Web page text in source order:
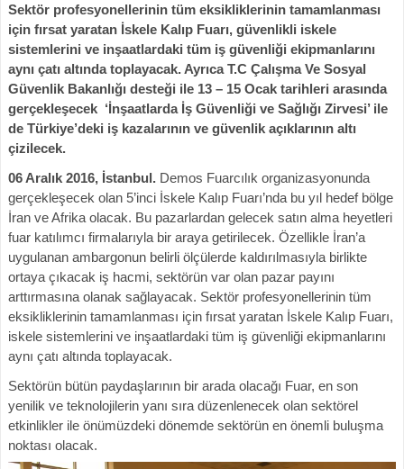
Sektör profesyonellerinin tüm eksikliklerinin tamamlanması
için fırsat yaratan İskele Kalıp Fuarı, güvenlikli iskele
sistemlerini ve inşaatlardaki tüm iş güvenliği ekipmanlarını
aynı çatı altında toplayacak. Ayrıca T.C Çalışma Ve Sosyal
Güvenlik Bakanlığı desteği ile 13 – 15 Ocak tarihleri arasında
gerçekleşecek ‘İnşaatlarda İş Güvenliği ve Sağlığı Zirvesi’ ile
de Türkiye’deki iş kazalarının ve güvenlik açıklarının altı
çizilecek.
06 Aralık 2016, İstanbul. Demos Fuarcılık organizasyonunda
gerçekleşecek olan 5’inci İskele Kalıp Fuarı’nda bu yıl hedef bölge
İran ve Afrika olacak. Bu pazarlardan gelecek satın alma heyetleri
fuar katılımcı firmalarıyla bir araya getirilecek. Özellikle İran’a
uygulanan ambargonun belirli ölçülerde kaldırılmasıyla birlikte
ortaya çıkacak iş hacmi, sektörün var olan pazar payını
arttırmasına olanak sağlayacak. Sektör profesyonellerinin tüm
eksikliklerinin tamamlanması için fırsat yaratan İskele Kalıp Fuarı,
iskele sistemlerini ve inşaatlardaki tüm iş güvenliği ekipmanlarını
aynı çatı altında toplayacak.
Sektörün bütün paydaşlarının bir arada olacağı Fuar, en son
yenilik ve teknolojilerin yanı sıra düzenlenecek olan sektörel
etkinlikler ile önümüzdeki dönemde sektörün en önemli buluşma
noktası olacak.